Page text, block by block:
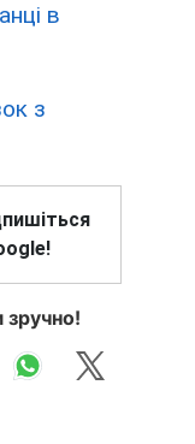
в
з
зручно!